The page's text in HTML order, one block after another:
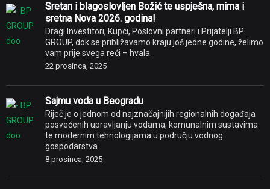
Sretan i blagoslovljen Božić te uspješna, mirna i
sretna Nova 2026. godina!
Dragi Investitori, Kupci, Poslovni partneri i Prijatelji BP
GROUP, dok se približavamo kraju još jedne godine, želimo
vam prije svega reći – hvala.
22 prosinca, 2025
Sajmu voda u Beogradu
Riječ je o jednom od najznačajnijih regionalnih događaja
posvećenih upravljanju vodama, komunalnim sustavima
te modernim tehnologijama u području vodnog
gospodarstva.
8 prosinca, 2025